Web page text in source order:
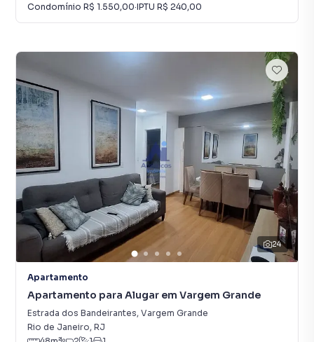
Condomínio R$ 1.550,00·IPTU R$ 240,00
24
Apartamento
Apartamento para Alugar em Vargem Grande
Estrada dos Bandeirantes, Vargem Grande
Rio de Janeiro, RJ